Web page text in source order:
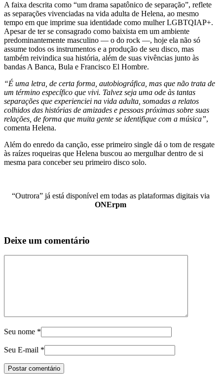
A faixa descrita como “um drama sapatônico de separação”, reflete
as separações vivenciadas na vida adulta de Helena, ao mesmo
tempo em que imprime sua identidade como mulher LGBTQIAP+.
Apesar de ter se consagrado como baixista em um ambiente
predominantemente masculino — o do rock —, hoje ela não só
assume todos os instrumentos e a produção de seu disco, mas
também reivindica sua história, além de suas vivências junto às
bandas A Banca, Bula e Francisco El Hombre.
“É uma letra, de certa forma, autobiográfica, mas que não trata de
um término específico que vivi. Talvez seja uma ode às tantas
separações que experienciei na vida adulta, somadas a relatos
colhidos das histórias de amizades e pessoas próximas sobre suas
relações, de forma que muita gente se identifique com a música”,
comenta Helena.
Além do enredo da canção, esse primeiro single dá o tom de resgate
às raízes roqueiras que Helena buscou ao mergulhar dentro de si
mesma para conceber seu primeiro disco solo.
“Outrora” já está disponível em todas as plataformas digitais via
ONErpm
Deixe um comentário
Seu nome *
Seu E-mail *